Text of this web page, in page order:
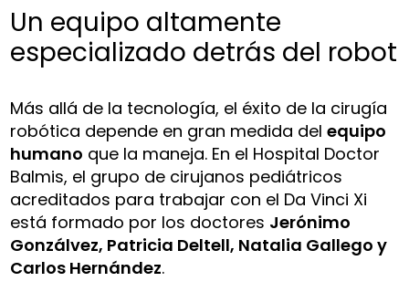
Un equipo altamente
especializado detrás del robot
Más allá de la tecnología, el éxito de la cirugía
robótica depende en gran medida delequipo
humano que la maneja. En el Hospital Doctor
Balmis, el grupo de cirujanos pediátricos
acreditados para trabajar con el Da Vinci Xi
está formado por los doctores Jerónimo
Gonzálvez, Patricia Deltell, Natalia Gallego y
Carlos Hernández.